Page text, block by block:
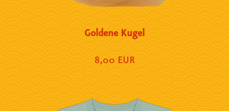
Goldene Kugel
8,00 EUR